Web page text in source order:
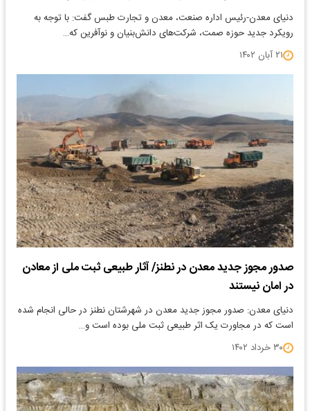
دنیای معدن-رئیس اداره صنعت، معدن و تجارت طبس گفت: با توجه به
رویکرد جدید حوزه صمت، شرکت‌های دانش‌بنیان و نوآفرین که…
۲۱ آبان ۱۴۰۲
صدور مجوز جدید معدن در نطنز/ آثار طبیعی ثبت ملی از معادن
در امان نیستند
دنیای معدن: صدور مجوز جدید معدن در شهرشتان نطنز در حالی انجام شده
است که در مجاورت یک اثر طبیعی ثبت ملی بوده است و…
۳۰ خرداد ۱۴۰۲